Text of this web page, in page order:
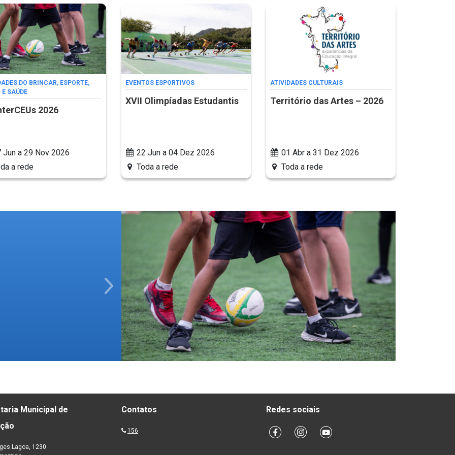
DO BRINCAR, ESPORTE,
SAÚDE
2026
Jun a 29 Nov 2026
a rede
EVENTOS ESPORTIVOS
XVII Olimpíadas Estudantis
22 Jun a 04 Dez 2026
Toda a rede
ATIVIDADES CULTURAIS
Território das Artes – 2026
01 Abr a 31 Dez 2026
Toda a rede
Next
Municipal de
Lagoa, 1230
Contatos
156
Redes sociais